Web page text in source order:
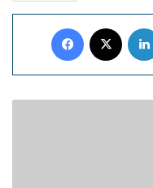
Facebook